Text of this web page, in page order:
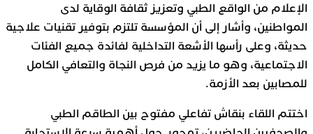
الإعلام من الواقع الطبي وتعزيز ثقافة الوقاية لدى
المواطنين، وأشار إلى أن المؤسسة تلتزم بتوفير تقنيات علاجية
حديثة، وعلى رأسها الأشعة التداخلية لفائدة جميع الفئات
الاجتماعية، وهو ما يزيد من فرص النجاة والتعافي الكامل
للمصابين بعد الأزمة.
اختتم اللقاء بنقاش تفاعلي مفتوح بين الطاقم الطبي